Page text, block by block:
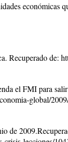
económicas
Recuperado de:
el FMI para
global/
de